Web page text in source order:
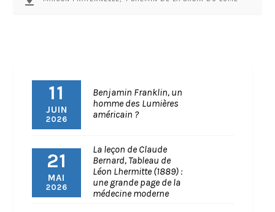
11
JUIN
2026
Benjamin Franklin, un
homme des Lumières
américain ?
21
MAI
2026
La leçon de Claude
Bernard, Tableau de
Léon Lhermitte (1889) :
une grande page de la
médecine moderne